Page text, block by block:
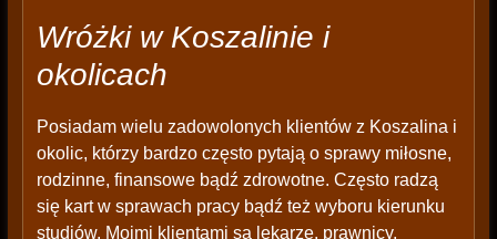
Wróżki w Koszalinie i
okolicach
Posiadam wielu zadowolonych klientów z Koszalina i
okolic, którzy bardzo często pytają o sprawy miłosne,
rodzinne, finansowe bądź zdrowotne. Często radzą
się kart w sprawach pracy bądź też wyboru kierunku
studiów. Moimi klientami są lekarze, prawnicy,